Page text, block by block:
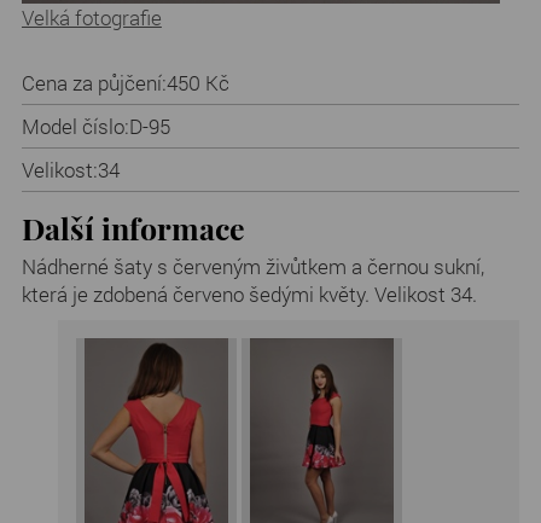
Velká fotografie
Cena za půjčení:450 Kč
Model číslo:D-95
Velikost:34
Další informace
Nádherné šaty s červeným živůtkem a černou sukní,
která je zdobená červeno šedými květy. Velikost 34.